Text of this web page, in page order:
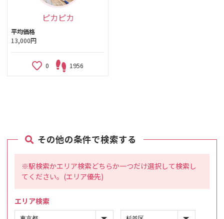
ピカピカ
平均価格
13,000円
0 1956
その他の条件で検索する
※駅検索かエリア検索どちらか一つだけ選択して検索し
てください。(エリア優先)
エリア検索